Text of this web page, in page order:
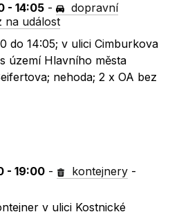
- 14:05 -
dopravní
na událost
do 14:05; v ulici Cimburkova
území Hlavního města
nehoda; 2 x OA bez
- 19:00 - kontejnery -
v ulici Kostnické